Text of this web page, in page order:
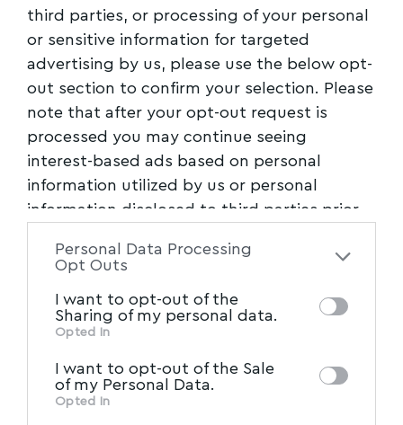
third parties, or processing of your personal
or sensitive information for targeted
advertising by us, please use the below opt-
out section to confirm your selection. Please
note that after your opt-out request is
processed you may continue seeing
interest-based ads based on personal
information utilized by us or personal
information disclosed to third parties prior
of the further disclosure of your personal
of downstream participants. This
information may also be disclosed by us to
Participantsthat may further disclose it to
other third parties.
Personal Data Processing
Opt Outs
I want to opt-out of the
Sharing of my personal data.
Opted In
I want to opt-out of the Sale
of my Personal Data.
Opted In
Ακολουθήστε το myvolos.net στο
Google News και μάθετε πρώτοι όλες
Ακολουθήστε μας στο επίσημο κανάλι